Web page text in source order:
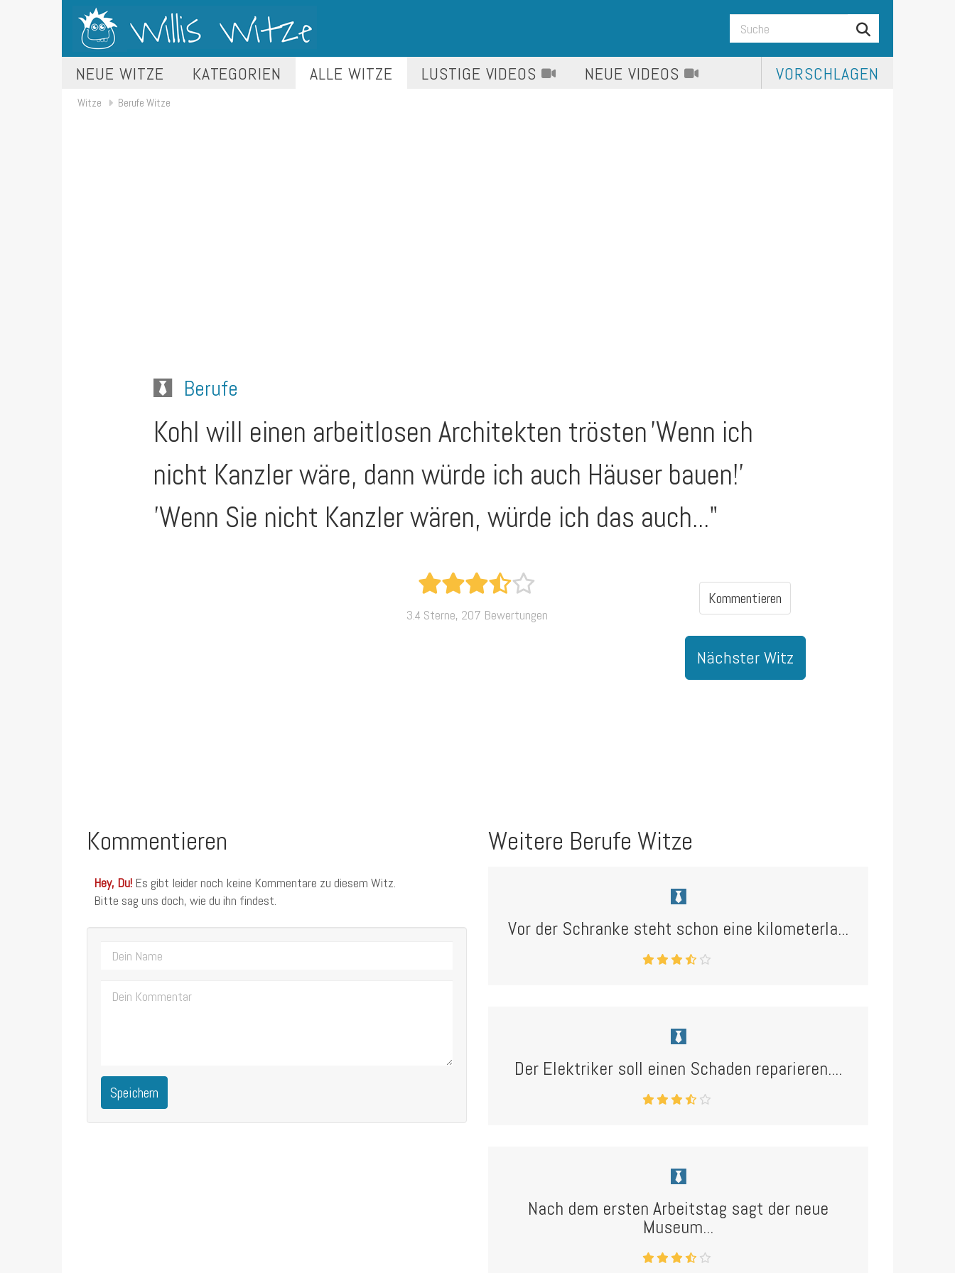
NEUE WITZE KATEGORIEN ALLE WITZE LUSTIGE VIDEOS NEUE VIDEOS VORSCHLAGEN
Witze Berufe Witze
Berufe
Kohl will einen arbeitlosen Architekten trösten'Wenn ich
nicht Kanzler wäre, dann würde ich auch Häuser bauen!'
'Wenn Sie nicht Kanzler wären, würde ich das auch..."
3.4 Sterne, 207 Bewertungen
Kommentieren
Nächster Witz
Kommentieren
Hey, Du! Es gibt leider noch keine Kommentare zu diesem Witz.
Bitte sag uns doch, wie du ihn findest.
Speichern
Weitere Berufe Witze
Vor der Schranke steht schon eine kilometerla...
Der Elektriker soll einen Schaden reparieren....
Nach dem ersten Arbeitstag sagt der neue
Museum...